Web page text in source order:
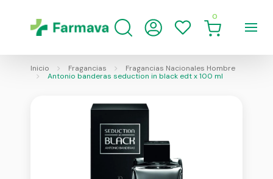
0
Inicio Fragancias
Fragancias Nacionales Hombre
Antonio banderas seduction in black edt x 100 ml